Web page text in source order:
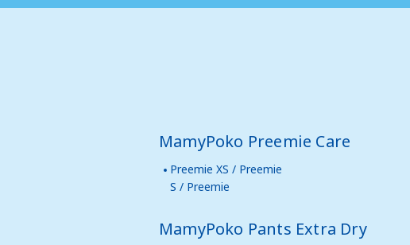
MamyPoko Preemie Care
Preemie XS / Preemie
S / Preemie
MamyPoko Pants Extra Dry